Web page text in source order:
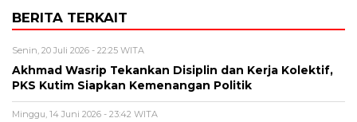
BERITA TERKAIT
Senin, 20 Juli 2026 - 22:25 WITA
Akhmad Wasrip Tekankan Disiplin dan Kerja Kolektif,
PKS Kutim Siapkan Kemenangan Politik
Minggu, 14 Juni 2026 - 23:42 WITA